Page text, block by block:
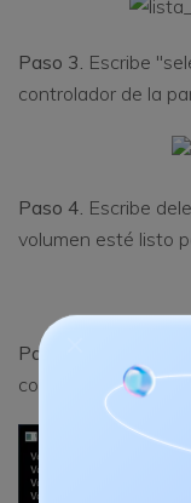
Paso 3. Escribe
controlador de la
Paso 4. Escribe
volumen esté listo
Paso 5
Escribe
controlador de la